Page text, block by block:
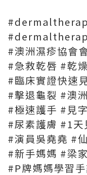
#澳洲濕疹協會
#急救乾唇 #乾
#臨床實證快速
#擊退龜裂 #澳
#極速護手 #見
#尿素護膚 #1天
#演員吳堯堯 #
#新手媽媽 #梁
#P牌媽媽學習